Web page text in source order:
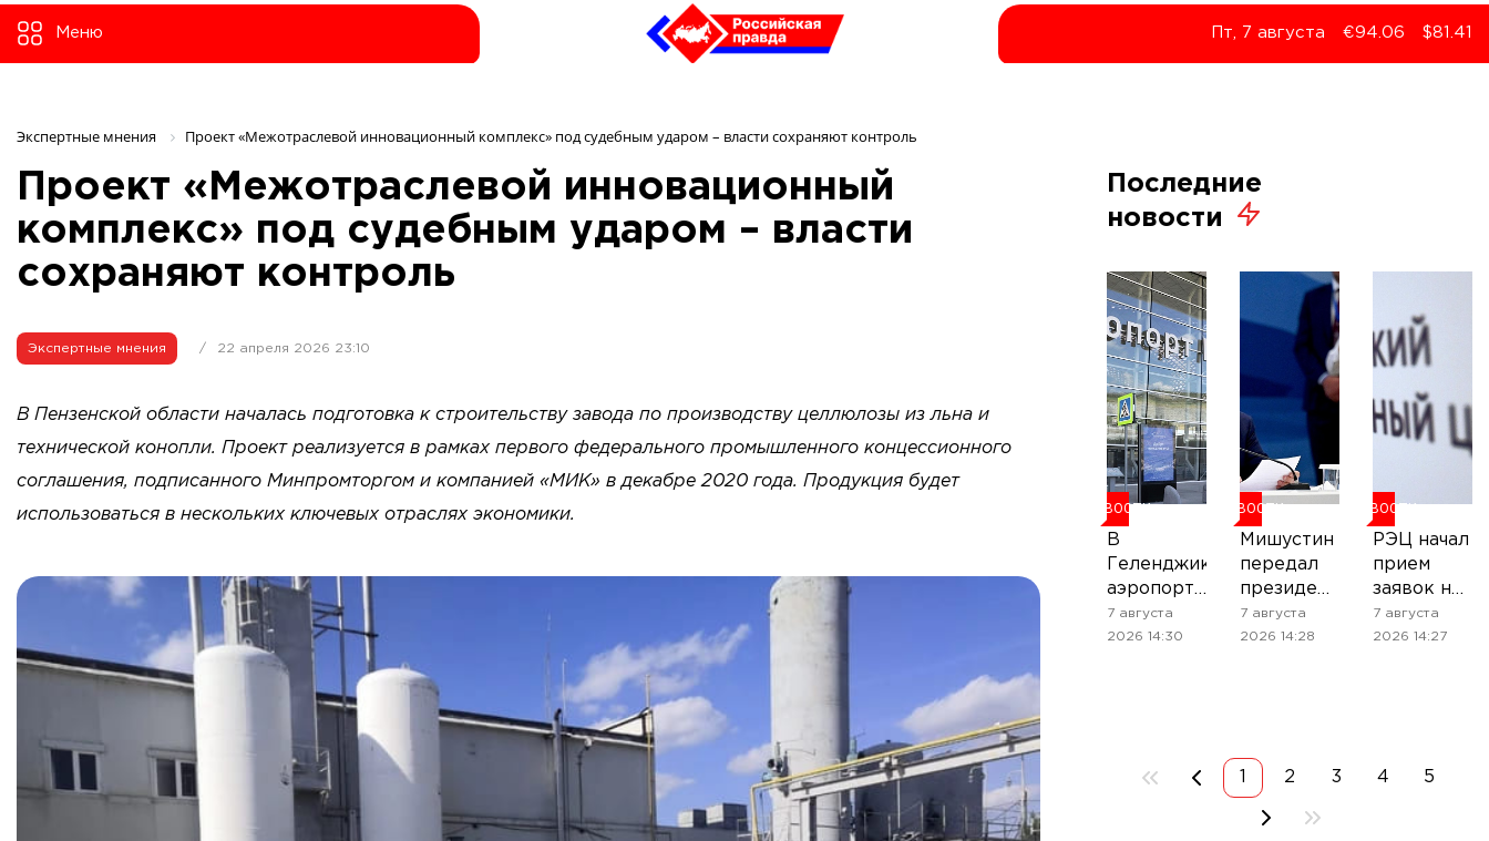
Меню Пт, 7 августа €94.06 $81.41
Экспертные мнения Проект «Межотраслевой инновационный комплекс» под судебным ударом – власти сохраняют контроль
Проект «Межотраслевой инновационный
комплекс» под судебным ударом – власти
сохраняют контроль
Экспертные мнения / 22 апреля 2026 23:10
В Пензенской области началась подготовка к строительству завода по производству целлюлозы из льна и
технической конопли. Проект реализуется в рамках первого федерального промышленного концессионного
соглашения, подписанного Минпромторгом и компанией «МИК» в декабре 2020 года. Продукция будет
использоваться в нескольких ключевых отраслях экономики.
Последние
новости
НОВОСТИ
В
Геленджикском
аэропорту
установили
ограничения
7 августа
2026 14:30
НОВОСТИ
Мишустин
передал
президенту
Киргизии
тёплые
7 августа
2026 14:28
НОВОСТИ
РЭЦ начал
прием
заявок на
участие в
стриме с
7 августа
2026 14:27
2 3 4 5